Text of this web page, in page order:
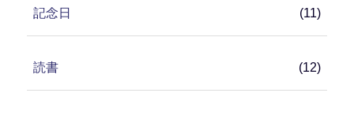
記念日 (11)
読書 (12)